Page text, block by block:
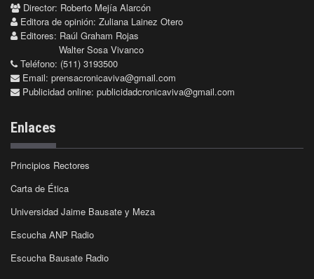
Director: Roberto Mejía Alarcón
Editora de opinión: Zuliana Lainez Otero
Editores: Raúl Graham Rojas
Walter Sosa Vivanco
Teléfono: (511) 3193500
Email: prensacronicaviva@gmail.com
Publicidad online: publicidadcronicaviva@gmail.com
Enlaces
Principios Rectores
Carta de Ética
Universidad Jaime Bausate y Meza
Escucha ANP Radio
Escucha Bausate Radio